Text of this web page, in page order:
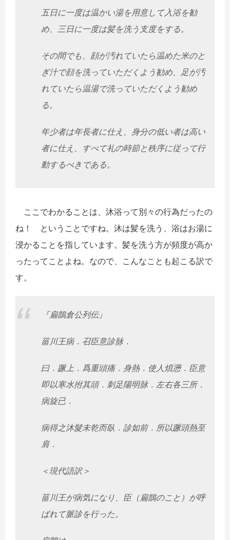
五日に一度は温かい湯を用意して入浴を勧
め、
三日に一度は髪を洗う支度をする。
その間でも、 顔が汚れていたら温めた米のと
ぎ汁で顔を洗っていただくよう勧め 、足が汚
れていたら温湯で洗っていただくよう勧め
る。
年少者は年長者に仕え、身分の低い者は高い
者に仕え、 すべて礼の時節と秩序に従って行
動するべきである。
ここでわかることは、沐浴って別々の行為だったの
ね！ ということですね。沐は髪を洗う、 浴はお湯に
浸かることを指しています。 髪を洗う方が頻度が高か
ったってことよね。なので、 こんなことも起こる訳で
す。
『扁鵲倉公列伝』
菑川王病．召臣意診脉．
曰．蹶上．爲重頭痛．身熱．使人煩懣．臣意
即以寒水拊其頭． 刺足陽明脉．左右各三所．
病旋已．
病得之沐髮未乾而臥．診如前．所以蹶頭熱至
肩．
＜現代語訳＞
菑川王が病気になり、臣（扁鵲のこと）が呼
ばれて脈診を行った。